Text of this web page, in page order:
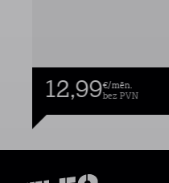
12,99€/mēn.
bez PVN